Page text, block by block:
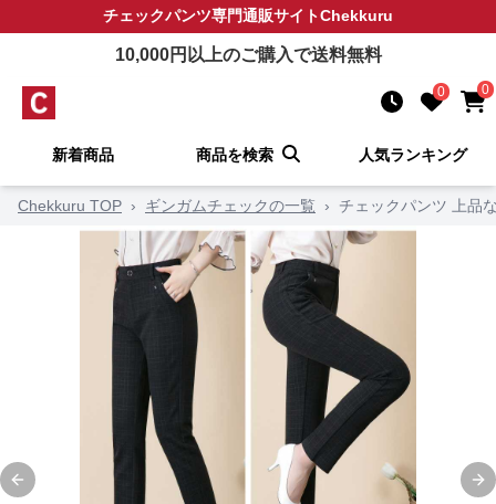
チェックパンツ専門通販サイトChekkuru
10,000円以上のご購入で送料無料
0 0
新着商品 商品を検索 人気ランキング
Chekkuru TOP › ギンガムチェックの一覧 › チェックパンツ 上品
Previous slide